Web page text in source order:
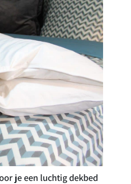
je een luchtig dekbed